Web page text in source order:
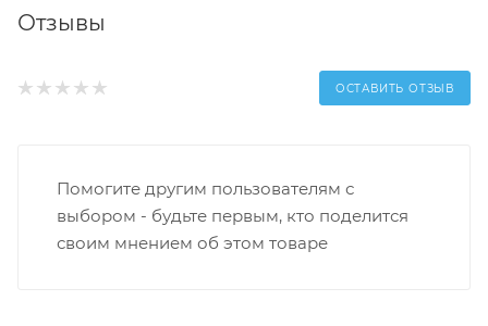
Отзывы
ОСТАВИТЬ ОТЗЫВ
Помогите другим пользователям с
выбором - будьте первым, кто поделится
своим мнением об этом товаре